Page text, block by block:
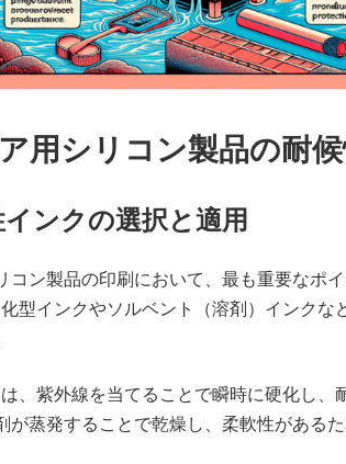
用シリコン製品の耐
ンクの選択と適用
コン製品の印刷において、最も重要なポ
型インクやソルベント（溶剤）インクな
、紫外線を当てることで瞬時に硬化し、
が蒸発することで乾燥し、柔軟性がある